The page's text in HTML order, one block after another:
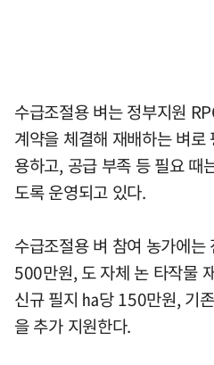
수급조절용 벼는 정부지원
계약을 체결해 재배하는 벼
용하고, 공급 부족 등 필요 때
도록 운영되고 있다.
수급조절용 벼 참여 농가에
500만원, 도 자체 논 타작물
신규 필지 ㏊당 150만원, 기
을 추가 지원한다.